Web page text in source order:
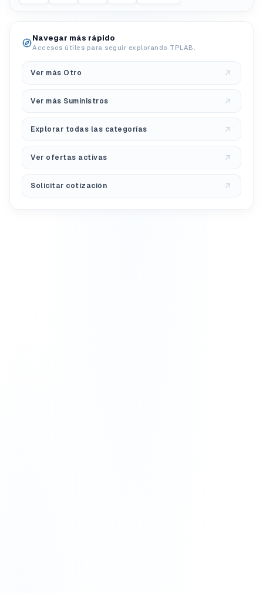
Navegar más rápido
Accesos útiles para seguir explorando TPLAB.
Ver más Otro
Ver más Suministros
Explorar todas las categorías
Ver ofertas activas
Solicitar cotización